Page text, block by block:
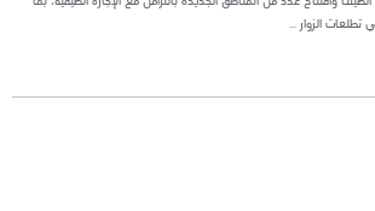
تطلعات الزوار ...